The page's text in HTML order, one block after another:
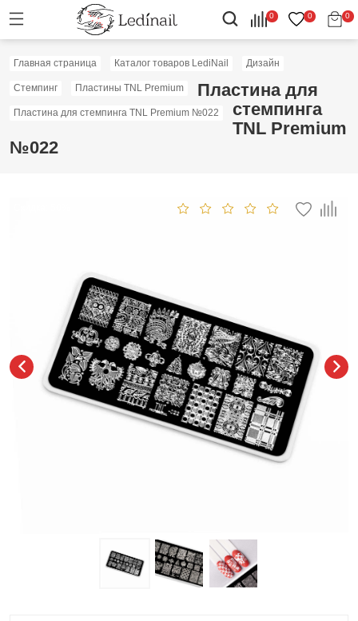
0 0 0
Главная страница Каталог товаров LediNail Дизайн
Стемпинг Пластины TNL Premium
Пластина для стемпинга TNL Premium №022
Пластина для
стемпинга
TNL Premium
№022